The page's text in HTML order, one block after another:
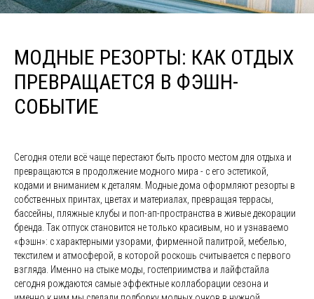
МОДНЫЕ РЕЗОРТЫ: КАК ОТДЫХ
ПРЕВРАЩАЕТСЯ В ФЭШН-
СОБЫТИЕ
Сегодня отели всё чаще перестают быть просто местом для отдыха и
превращаются в продолжение модного мира - с его эстетикой,
кодами и вниманием к деталям. Модные дома оформляют резорты в
собственных принтах, цветах и материалах, превращая террасы,
бассейны, пляжные клубы и поп-ап-пространства в живые декорации
бренда. Так отпуск становится не только красивым, но и узнаваемо
«фэшн»: с характерными узорами, фирменной палитрой, мебелью,
текстилем и атмосферой, в которой роскошь считывается с первого
взгляда. Именно на стыке моды, гостеприимства и лайфстайла
сегодня рождаются самые эффектные коллаборации сезона и